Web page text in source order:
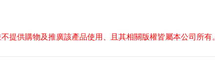
提供購物及推廣該產品使用、且其相關版權皆屬本公司所有。